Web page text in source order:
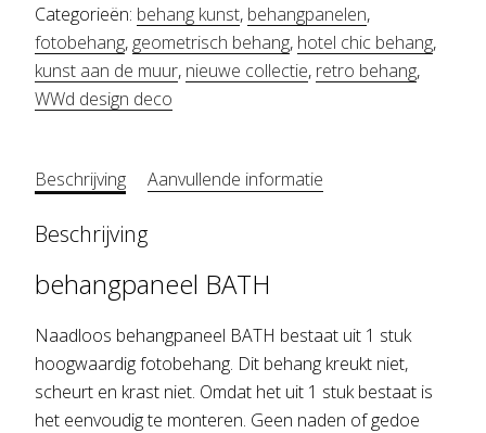
Categorieën: behang kunst, behangpanelen,
fotobehang, geometrisch behang, hotel chic behang,
kunst aan de muur, nieuwe collectie, retro behang,
WWd design deco
Beschrijving Aanvullende informatie
Beschrijving
behangpaneel BATH
Naadloos behangpaneel BATH bestaat uit 1 stuk
hoogwaardig fotobehang. Dit behang kreukt niet,
scheurt en krast niet. Omdat het uit 1 stuk bestaat is
het eenvoudig te monteren. Geen naden of gedoe